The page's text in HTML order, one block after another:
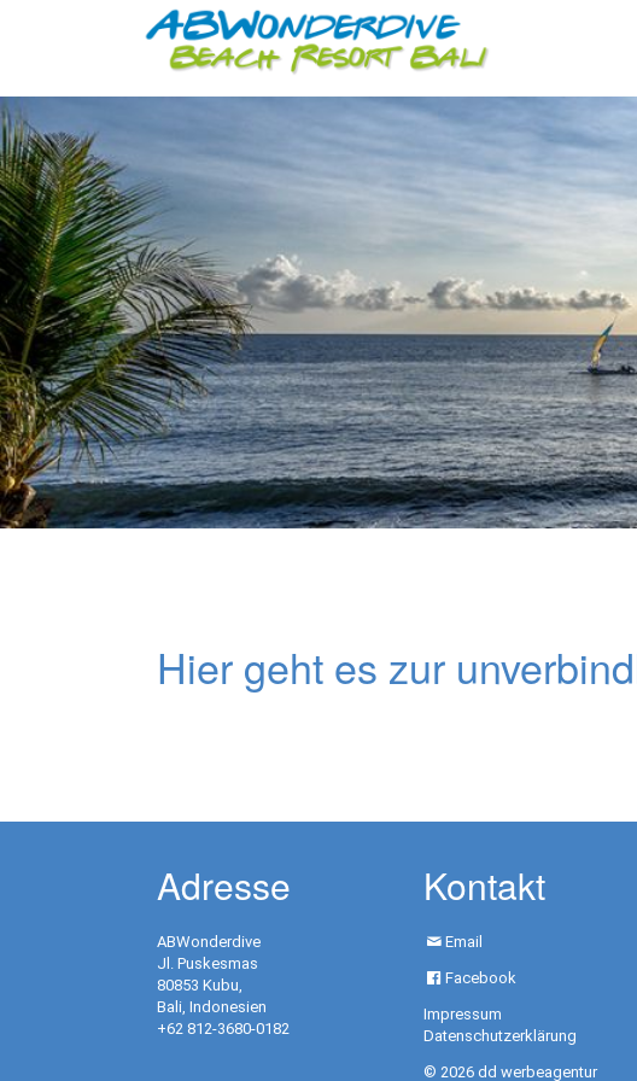
Hier geht es zur
Adresse
ABWonderdive
Jl. Puskesmas
80853 Kubu,
Bali, Indonesien
+62 812-3680-0182
Kontakt
Email
Facebook
Impressum
Datenschutzerklärung
© 2026 dd werbeagentur